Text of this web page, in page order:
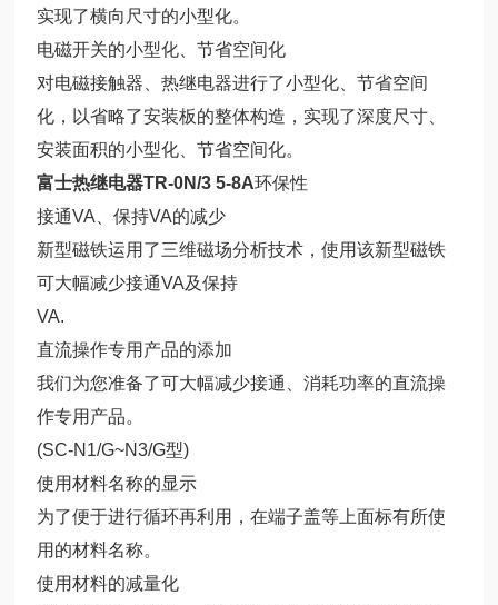
实现了横向尺寸的小型化。
电磁开关的小型化、节省空间化
对电磁接触器、热继电器进行了小型化、节省空间
化，以省略了安装板的整体构造，实现了深度尺寸、
安装面积的小型化、节省空间化。
富士热继电器TR-0N/3 5-8A环保性
接通VA、保持VA的减少
新型磁铁运用了三维磁场分析技术，使用该新型磁铁
可大幅减少接通VA及保持
VA.
直流操作专用产品的添加
我们为您准备了可大幅减少接通、消耗功率的直流操
作专用产品。
(SC-N1/G~N3/G型)
使用材料名称的显示
为了便于进行循环再利用，在端子盖等上面标有所使
用的材料名称。
使用材料的减量化